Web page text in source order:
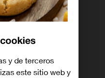
y de terceros
este sitio web y